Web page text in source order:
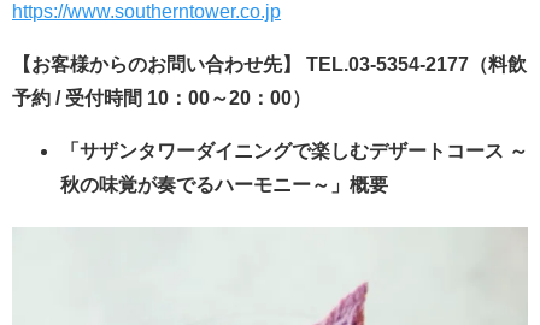
https://www.southerntower.co.jp
【お客様からのお問い合わせ先】 TEL.03-5354-2177（料飲
予約 / 受付時間 10：00～20：00）
「サザンタワーダイニングで楽しむデザートコース ～
秋の味覚が奏でるハーモニー～」概要